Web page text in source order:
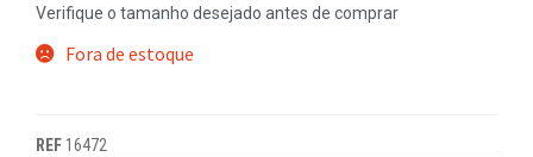
Verifique o tamanho desejado antes de comprar
Fora de estoque
REF 16472